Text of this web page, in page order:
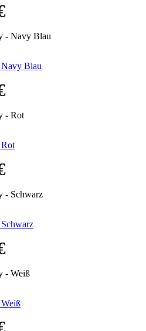
Navy Blau